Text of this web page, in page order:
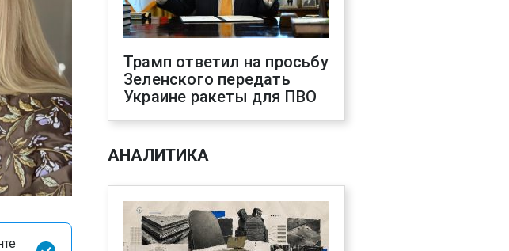
Трамп ответил на просьбу
Зеленского передать
Украине ракеты для ПВО
АНАЛИТИКА